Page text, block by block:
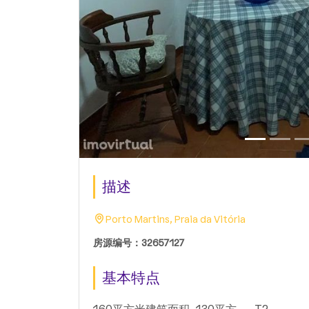
描述
Porto Martins, Praia da Vitória
房源编号：32657127
基本特点